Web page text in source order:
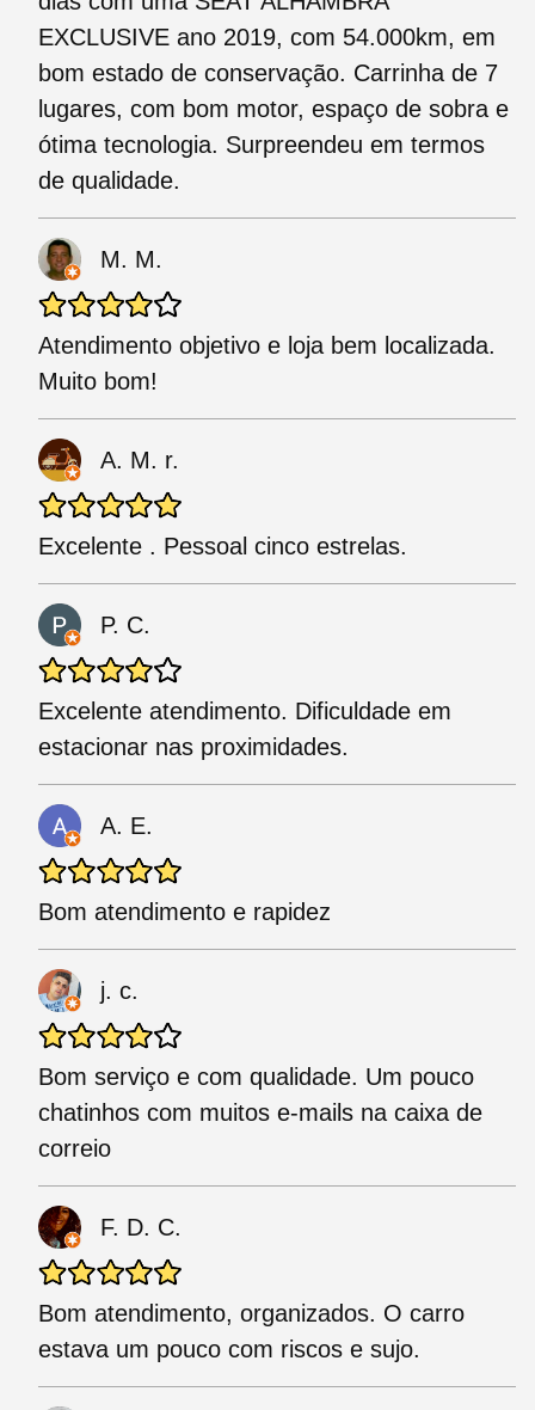
EXCLUSIVE ano 2019, com 54.000km, em
bom estado de conservação. Carrinha de 7
lugares, com bom motor, espaço de sobra e
ótima tecnologia. Surpreendeu em termos
de qualidade.
M. M.
Atendimento objetivo e loja bem localizada.
Muito bom!
A. M. r.
Excelente . Pessoal cinco estrelas.
P. C.
Excelente atendimento. Dificuldade em
estacionar nas proximidades.
A. E.
Bom atendimento e rapidez
j. c.
Bom serviço e com qualidade. Um pouco
chatinhos com muitos e-mails na caixa de
correio
F. D. C.
Bom atendimento, organizados. O carro
estava um pouco com riscos e sujo.